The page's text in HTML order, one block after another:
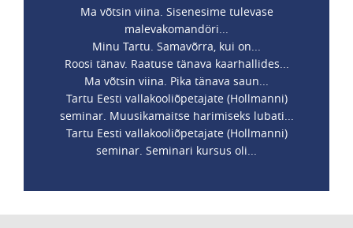
Ma võtsin viina. Sisenesime tulevase
malevakomandöri...
Minu Tartu. Samavõrra, kui on...
Roosi tänav. Raatuse tänava kaarhallides...
Ma võtsin viina. Pika tänava saun...
Tartu Eesti vallakooliõpetajate (Hollmanni)
seminar. Muusikamaitse harimiseks lubati...
Tartu Eesti vallakooliõpetajate (Hollmanni)
seminar. Seminari kursus oli...